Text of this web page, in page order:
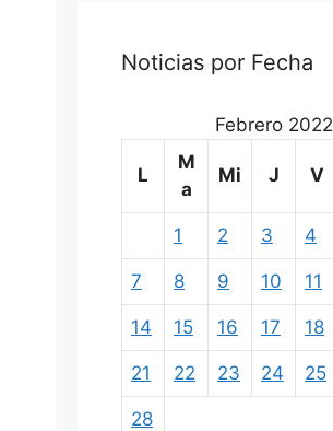
Noticias por Fecha
Febrero 2022
L
M
a
Mi J V
1 2 3 4
7 8 9 10 11
14 15 16 17 18
21 22 23 24 25
28